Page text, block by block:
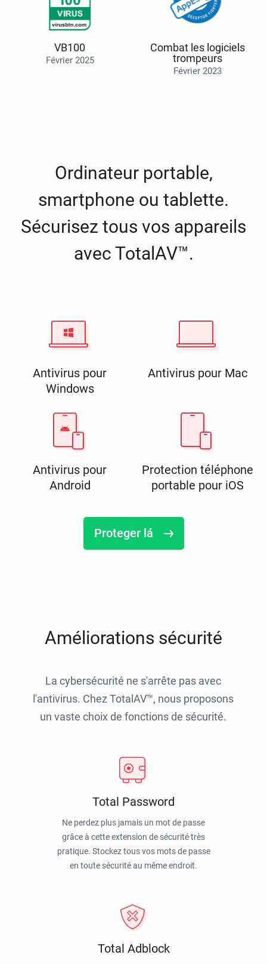
VB100
Février 2025
Combat les logiciels
trompeurs
Février 2023
Ordinateur portable,
smartphone ou tablette.
Sécurisez tous vos appareils
avec TotalAV™.
Antivirus pour
Windows
Antivirus pour Mac
Antivirus pour
Android
Protection téléphone
portable pour iOS
Proteger lá
Améliorations sécurité
La cybersécurité ne s'arrête pas avec
l'antivirus. Chez TotalAV™, nous proposons
un vaste choix de fonctions de sécurité.
Total Password
Ne perdez plus jamais un mot de passe
grâce à cette extension de sécurité très
pratique. Stockez tous vos mots de passe
en toute sécurité au même endroit.
Total Adblock